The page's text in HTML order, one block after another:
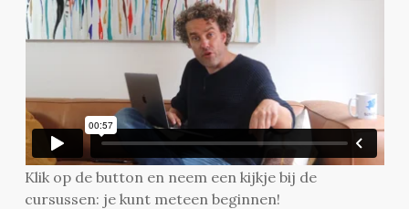
Klik op de button en neem een kijkje bij de
cursussen: je kunt meteen beginnen!